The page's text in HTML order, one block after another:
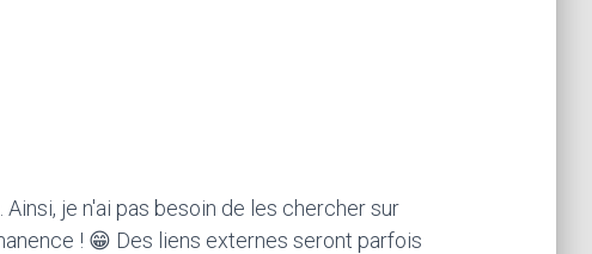
je n'ai pas besoin de les chercher sur
! 😁 Des liens externes seront parfois